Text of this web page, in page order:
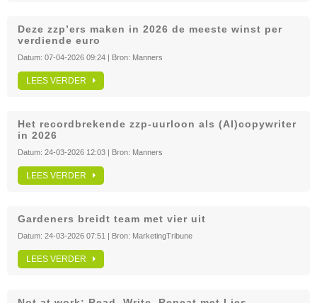
Deze zzp’ers maken in 2026 de meeste winst per
verdiende euro
Datum: 07-04-2026 09:24 | Bron: Manners
LEES VERDER
Het recordbrekende zzp-uurloon als (AI)copywriter
in 2026
Datum: 24-03-2026 12:03 | Bron: Manners
LEES VERDER
Gardeners breidt team met vier uit
Datum: 24-03-2026 07:51 | Bron: MarketingTribune
LEES VERDER